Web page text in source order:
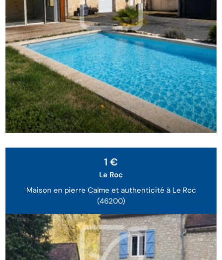
Maison en pierre Calme et authenticité à Le Roc
(46200)
1 €
Le Roc